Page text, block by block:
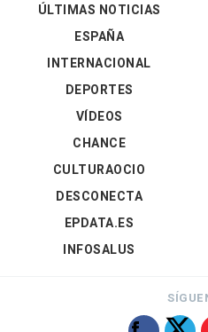
ÚLTIMAS NOTICIAS
ESPAÑA
INTERNACIONAL
DEPORTES
VÍDEOS
CHANCE
CULTURAOCIO
DESCONECTA
EPDATA.ES
INFOSALUS